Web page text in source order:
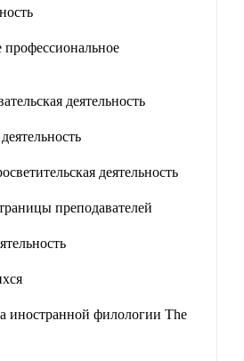
деятельность
деятельность
преподавателей
иностранной филологии The